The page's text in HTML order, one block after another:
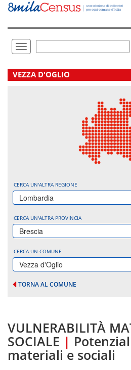
Vai
direttamente
Toggle
navigation
.
VEZZA D'OGLIO
CERCA UN'ALTRA REGIONE
Lombardia
CERCA UN'ALTRA PROVINCIA
Brescia
CERCA UN COMUNE
Vezza d'Oglio
TORNA AL COMUNE
VULNERABILITÀ
SOCIALE |
materiali e sociali